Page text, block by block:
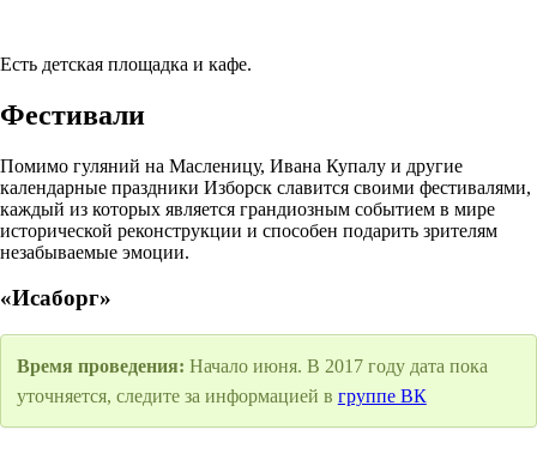
Есть детская площадка и кафе.
Фестивали
Помимо гуляний на Масленицу, Ивана Купалу и другие
календарные праздники Изборск славится своими фестивалями,
каждый из которых является грандиозным событием в мире
исторической реконструкции и способен подарить зрителям
незабываемые эмоции.
«Исаборг»
Время проведения: Начало июня. В 2017 году дата пока
уточняется, следите за информацией в группе ВК